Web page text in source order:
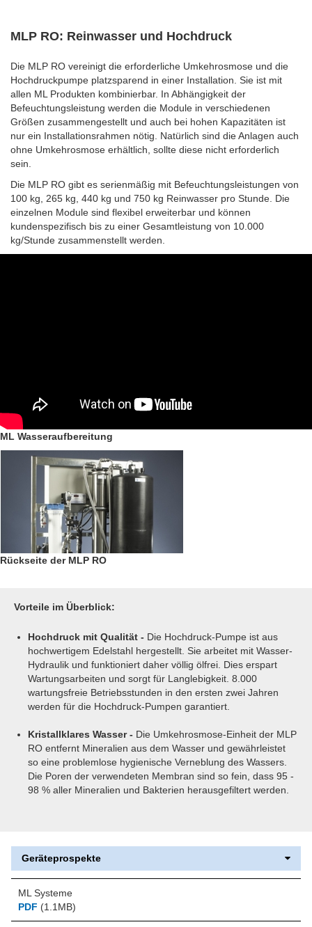
MLP RO: Reinwasser und Hochdruck
Die MLP RO vereinigt die erforderliche Umkehrosmose und die
Hochdruckpumpe platzsparend in einer Installation. Sie ist mit
allen ML Produkten kombinierbar. In Abhängigkeit der
Befeuchtungsleistung werden die Module in verschiedenen
Größen zusammengestellt und auch bei hohen Kapazitäten ist
nur ein Installationsrahmen nötig. Natürlich sind die Anlagen auch
ohne Umkehrosmose erhältlich, sollte diese nicht erforderlich
sein.
Die MLP RO gibt es serienmäßig mit Befeuchtungsleistungen von
100 kg, 265 kg, 440 kg und 750 kg Reinwasser pro Stunde. Die
einzelnen Module sind flexibel erweiterbar und können
kundenspezifisch bis zu einer Gesamtleistung von 10.000
kg/Stunde zusammenstellt werden.
ML Wasseraufbereitung
Rückseite der MLP RO
Vorteile im Überblick:
Hochdruck mit Qualität - Die Hochdruck-Pumpe ist aus
hochwertigem Edelstahl hergestellt. Sie arbeitet mit Wasser-
Hydraulik und funktioniert daher völlig ölfrei. Dies erspart
Wartungsarbeiten und sorgt für Langlebigkeit. 8.000
wartungsfreie Betriebsstunden in den ersten zwei Jahren
werden für die Hochdruck-Pumpen garantiert.
Kristallklares Wasser - Die Umkehrosmose-Einheit der MLP
RO entfernt Mineralien aus dem Wasser und gewährleistet
so eine problemlose hygienische Verneblung des Wassers.
Die Poren der verwendeten Membran sind so fein, dass 95 -
98 % aller Mineralien und Bakterien herausgefiltert werden.
Geräteprospekte
ML Systeme
PDF (1.1MB)